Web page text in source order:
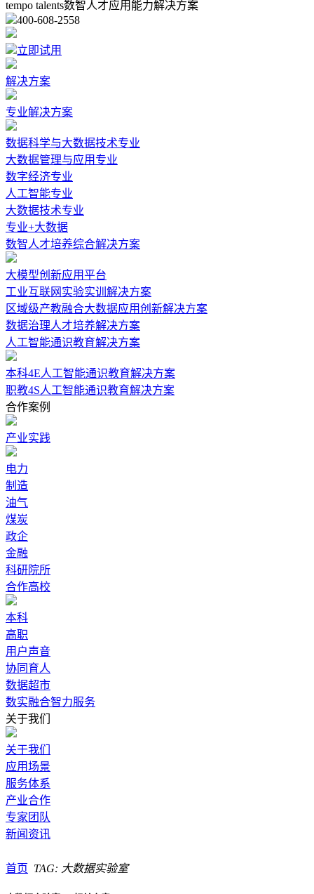
tempo talents数智人才应用能力解决方案
400-608-2558
立即试用
解决方案
专业解决方案
数据科学与大数据技术专业
大数据管理与应用专业
数字经济专业
人工智能专业
大数据技术专业
专业+大数据
数智人才培养综合解决方案
大模型创新应用平台
工业互联网实验实训解决方案
区域级产教融合大数据应用创新解决方案
数据治理人才培养解决方案
人工智能通识教育解决方案
本科4E人工智能通识教育解决方案
职教4S人工智能通识教育解决方案
合作案例
产业实践
电力
制造
油气
煤炭
政企
金融
科研院所
合作高校
本科
高职
用户声音
协同育人
数据超市
数实融合智力服务
关于我们
关于我们
应用场景
服务体系
产业合作
专家团队
新闻资讯
首页 TAG: 大数据实验室